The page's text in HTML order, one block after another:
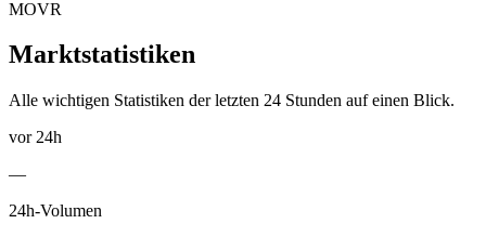
MOVR
Marktstatistiken
Alle wichtigen Statistiken der letzten 24 Stunden auf einen Blick.
vor 24h
—
24h-Volumen